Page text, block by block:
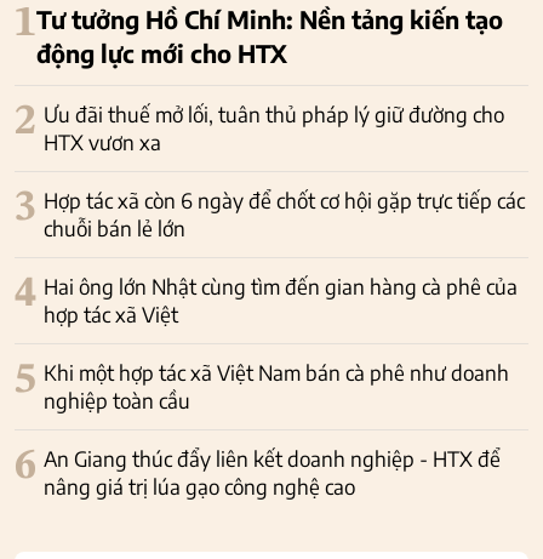
1Tư tưởng Hồ Chí Minh: Nền tảng kiến tạo
động lực mới cho HTX
2 Ưu đãi thuế mở lối, tuân thủ pháp lý giữ đường cho
HTX vươn xa
3 Hợp tác xã còn 6 ngày để chốt cơ hội gặp trực tiếp các
chuỗi bán lẻ lớn
4 Hai ông lớn Nhật cùng tìm đến gian hàng cà phê của
hợp tác xã Việt
5 Khi một hợp tác xã Việt Nam bán cà phê như doanh
nghiệp toàn cầu
6 An Giang thúc đẩy liên kết doanh nghiệp - HTX để
nâng giá trị lúa gạo công nghệ cao